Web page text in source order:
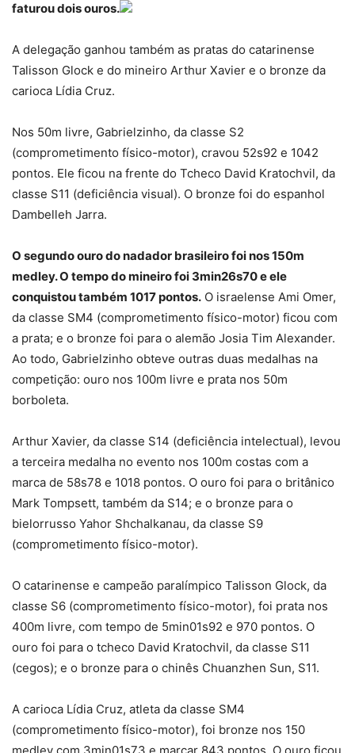
faturou dois ouros.
A delegação ganhou também as pratas do catarinense
Talisson Glock e do mineiro Arthur Xavier e o bronze da
carioca Lídia Cruz.
Nos 50m livre, Gabrielzinho, da classe S2
(comprometimento físico-motor), cravou 52s92 e 1042
pontos. Ele ficou na frente do Tcheco David Kratochvil, da
classe S11 (deficiência visual). O bronze foi do espanhol
Dambelleh Jarra.
O segundo ouro do nadador brasileiro foi nos 150m
medley. O tempo do mineiro foi 3min26s70 e ele
conquistou também 1017 pontos. O israelense Ami Omer,
da classe SM4 (comprometimento físico-motor) ficou com
a prata; e o bronze foi para o alemão Josia Tim Alexander.
Ao todo, Gabrielzinho obteve outras duas medalhas na
competição: ouro nos 100m livre e prata nos 50m
borboleta.
Arthur Xavier, da classe S14 (deficiência intelectual), levou
a terceira medalha no evento nos 100m costas com a
marca de 58s78 e 1018 pontos. O ouro foi para o britânico
Mark Tompsett, também da S14; e o bronze para o
bielorrusso Yahor Shchalkanau, da classe S9
(comprometimento físico-motor).
O catarinense e campeão paralímpico Talisson Glock, da
classe S6 (comprometimento físico-motor), foi prata nos
400m livre, com tempo de 5min01s92 e 970 pontos. O
ouro foi para o tcheco David Kratochvil, da classe S11
(cegos); e o bronze para o chinês Chuanzhen Sun, S11.
A carioca Lídia Cruz, atleta da classe SM4
(comprometimento físico-motor), foi bronze nos 150